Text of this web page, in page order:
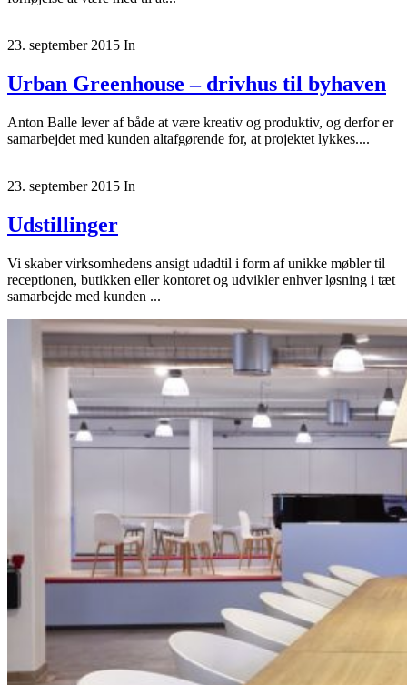
23. september 2015 In
Urban Greenhouse – drivhus til byhaven
Anton Balle lever af både at være kreativ og produktiv, og derfor er
samarbejdet med kunden altafgørende for, at projektet lykkes....
23. september 2015 In
Udstillinger
Vi skaber virksomhedens ansigt udadtil i form af unikke møbler til
receptionen, butikken eller kontoret og udvikler enhver løsning i tæt
samarbejde med kunden ...